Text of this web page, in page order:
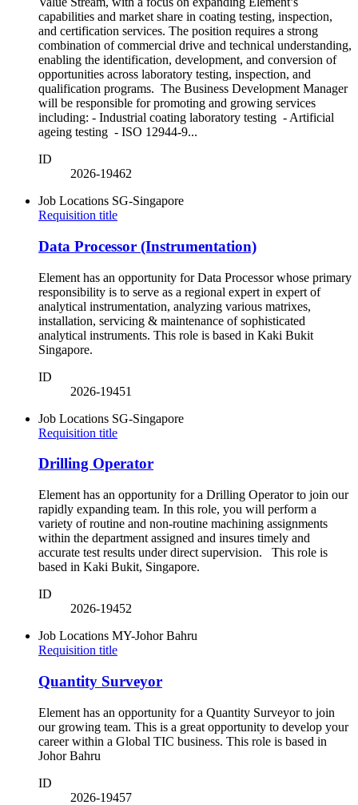
capabilities and market share in coating testing, inspection,
and certification services. The position requires a strong
combination of commercial drive and technical understanding,
enabling the identification, development, and conversion of
opportunities across laboratory testing, inspection, and
qualification programs. The Business Development Manager
will be responsible for promoting and growing services
including: - Industrial coating laboratory testing - Artificial
ageing testing - ISO 12944-9...
ID
2026-19462
Job Locations SG-Singapore
Requisition title
Data Processor (Instrumentation)
Element has an opportunity for Data Processor whose primary
responsibility is to serve as a regional expert in expert of
analytical instrumentation, analyzing various matrixes,
installation, servicing & maintenance of sophisticated
analytical instruments. This role is based in Kaki Bukit
Singapore.
ID
2026-19451
Job Locations SG-Singapore
Requisition title
Drilling Operator
Element has an opportunity for a Drilling Operator to join our
rapidly expanding team. In this role, you will perform a
variety of routine and non-routine machining assignments
within the department assigned and insures timely and
accurate test results under direct supervision. This role is
based in Kaki Bukit, Singapore.
ID
2026-19452
Job Locations MY-Johor Bahru
Requisition title
Quantity Surveyor
Element has an opportunity for a Quantity Surveyor to join
our growing team. This is a great opportunity to develop your
career within a Global TIC business. This role is based in
Johor Bahru
ID
2026-19457